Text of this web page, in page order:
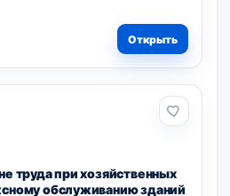
Открыть
труда при хозяйственных
обслуживанию зданий